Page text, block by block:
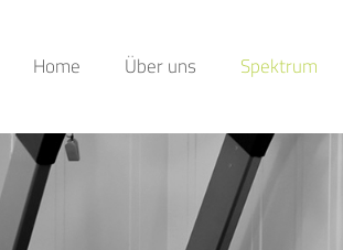
Home Über uns Spektrum